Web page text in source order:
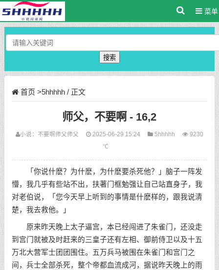
菜单
搜索
首页 >5hhhhh/ 正文
师父，不要啊 - 16,2
小说： 不要啊 师父师父 2025-06-29 15:24 5hhhhh
9230
℃
「你说什麽？为什麽，为什麽要杀死他？」脑子一阵发
懵，我几乎有些站不出，扶著门框勉强让自己站直身子，我
对老伯说，「您今天早上听到的事情是什麽样的，跟我说清
楚，我去救他。」
原来昨天晚上太子逼宫，本已经闯进了朱雀门，还没走
到宫门就被及时赶来的三皇子还有左相、御前侍卫以及十五
万北大营军士团团围住。五万兵马被围在朱雀门和宫门之
间，兵士全部杀死，整个帝都血流成河，据说昨天晚上的雨